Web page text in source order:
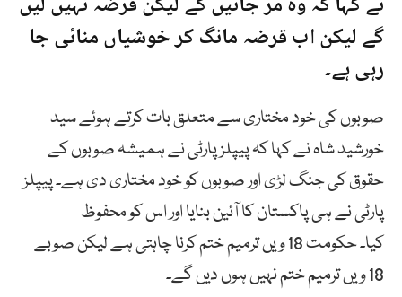
گے لیکن اب قرضہ مانگ کر خوشیاں منائی جا
رہی ہے۔
صوبوں کی خود مختاری سے متعلق بات کرتے ہوئے سید
خورشید شاہ نے کہا کہ پیپلز پارٹی نے ہمیشہ صوبوں کے
حقوق کی جنگ لڑی اور صوبوں کو خود مختاری دی ہے۔ پیپلز
پارٹی نے ہی پاکستان کا آئین بنایا اور اس کو محفوظ
کیا۔ حکومت 18 ویں ترمیم ختم کرنا چاہتی ہے لیکن صوبے
18 ویں ترمیم ختم نہیں ہوں دیں گے۔